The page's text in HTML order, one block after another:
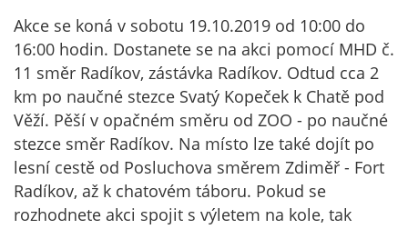
Akce se koná v sobotu 19.10.2019 od 10:00 do
16:00 hodin. Dostanete se na akci pomocí MHD č.
11 směr Radíkov, zástávka Radíkov. Odtud cca 2
km po naučné stezce Svatý Kopeček k Chatě pod
Věží. Pěší v opačném směru od ZOO - po naučné
stezce směr Radíkov. Na místo lze také dojít po
lesní cestě od Posluchova směrem Zdiměř - Fort
Radíkov, až k chatovém táboru. Pokud se
rozhodnete akci spojit s výletem na kole, tak